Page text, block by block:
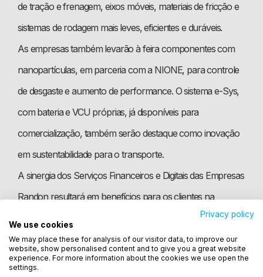
Utilizamos cookies para oferecer melhor
experiência, melhorar o desempenho, analisar
como você interage em nosso site e personalizar
conteúdo. Ao utilizar este site, você concorda com
de tração e frenagem, eixos móveis, materiais de fricção e
sistemas de rodagem mais leves, eficientes e duráveis.
As empresas também levarão à feira componentes com
nanopartículas, em parceria com a NIONE, para controle
de desgaste e aumento de performance. O sistema e-Sys,
com bateria e VCU próprias, já disponíveis para
comercialização, também serão destaque como inovação
em sustentabilidade para o transporte.
A sinergia dos Serviços Financeiros e Digitais das Empresas
Randon resultará em benefícios para os clientes na
Fenatran, que ocorre de 7 a 11 de novembro na São Paulo
Expo. O Banco Randon e a Randon Consórcios vão
oferecer oportunidades diferenciadas de crédito financeiro
Privacy policy
We use cookies
We may place these for analysis of our visitor data, to improve our
website, show personalised content and to give you a great website
experience. For more information about the cookies we use open the
settings.